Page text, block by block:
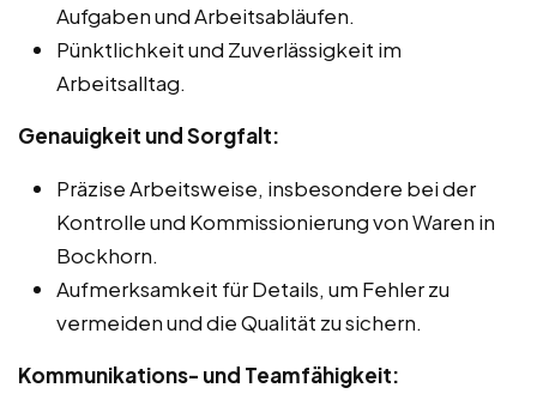
Aufgaben und Arbeitsabläufen.
Pünktlichkeit und Zuverlässigkeit im
Arbeitsalltag.
Genauigkeit und Sorgfalt:
Präzise Arbeitsweise, insbesondere bei der
Kontrolle und Kommissionierung von Waren in
Bockhorn.
Aufmerksamkeit für Details, um Fehler zu
vermeiden und die Qualität zu sichern.
Kommunikations- und Teamfähigkeit: